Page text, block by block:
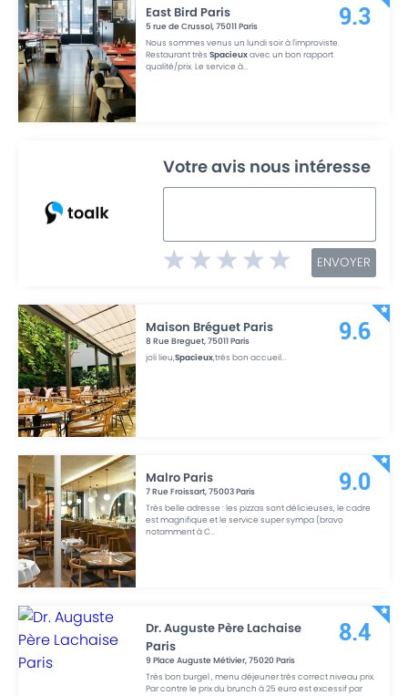
East Bird Paris
5 rue de Crussol,75011Paris
Nous sommes venus un lundi soir à l'improviste.
Restaurant trèsSpacieuxavec un bon rapport
qualité/prix. Le service à...
9.3
Votre avis nous intéresse
ENVOYER
Maison Bréguet Paris
8 Rue Breguet,75011Paris
joli lieu,Spacieux,trés bon accueil...
9.6
Malro Paris
7 Rue Froissart,75003Paris
Très belle adresse : les pizzas sont délicieuses, le cadre
est magnifique et le service super sympa (bravo
notamment à C...
9.0
Dr. Auguste Père Lachaise
Paris
9 Place Auguste Métivier,75020Paris
Très bon burgel , menu déjeuner très correct niveau prix.
Par contre le prix du brunch à 25 euro est excessif par
8.4